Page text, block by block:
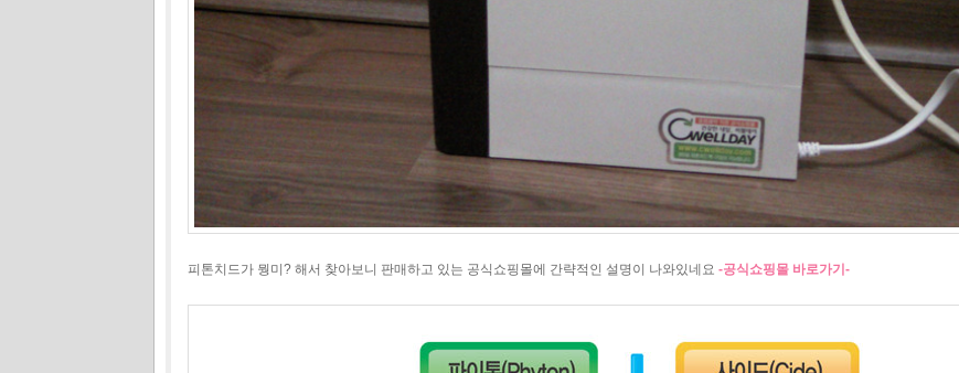
피톤치드가 뭥미? 해서 찾아보니 판매하고 있는 공식쇼핑몰에 간략적인 설명이 나와있네요 -공식쇼핑몰 바로가기-